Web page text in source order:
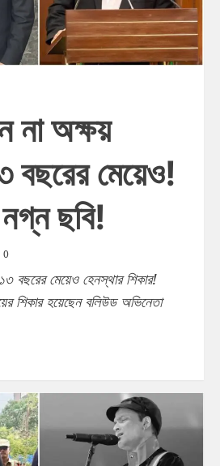
না অক্ষয়
বছরের মেয়েও!
ছবি!
0
বছরের মেয়েও হেনস্থার শিকার!
শিকার হয়েছেন বলিউড অভিনেতা